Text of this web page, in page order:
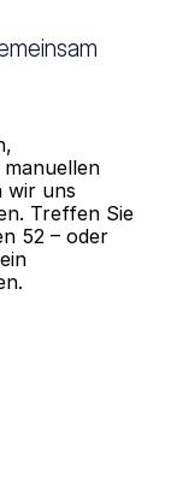
wir uns
Treffen Sie
52 – oder